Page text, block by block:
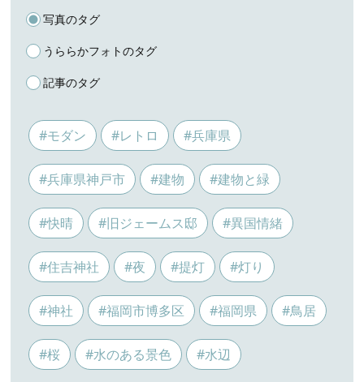
写真のタグ
うららかフォトのタグ
記事のタグ
#モダン #レトロ #兵庫県
#兵庫県神戸市 #建物 #建物と緑
#快晴 #旧ジェームス邸 #異国情緒
#住吉神社 #夜 #提灯 #灯り
#神社 #福岡市博多区 #福岡県 #鳥居
#桜 #水のある景色 #水辺